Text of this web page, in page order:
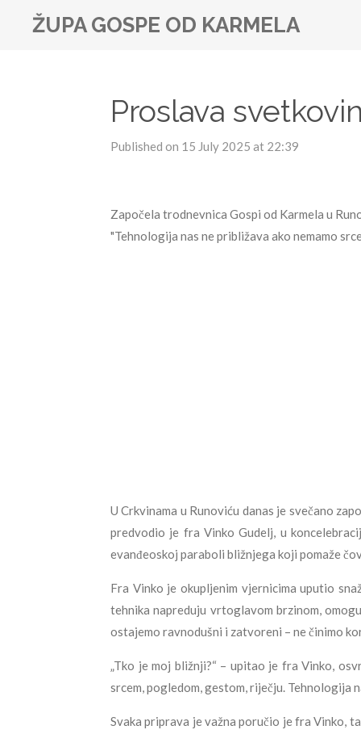
ŽUPA GOSPE OD KARMELA
Proslava
Published on 15 July 2025 at 22:39
Započela trodnevnica Gospi od Karmela u
"Tehnologija nas ne približava ako nemamo
U Crkvinama u Runoviću danas je svečano
predvodio je fra Vinko Gudelj, u
evanđeoskoj paraboli bližnjega koji pomaže
Fra Vinko je okupljenim vjernicima uputio
tehnika napreduju vrtoglavom brzinom,
ostajemo ravnodušni i zatvoreni – ne činimo
„Tko je moj bližnji?“ – upitao je fra Vinko,
srcem, pogledom, gestom, riječju. Tehnologija
Svaka priprava je važna poručio je fra Vinko,